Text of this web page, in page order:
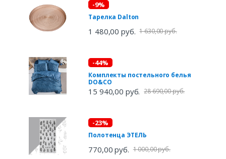
-9%
Тарелка Dalton
1 480,00 руб. 1 630,00 руб.
-44%
Комплекты постельного белья
DO&CO
15 940,00 руб. 28 690,00 руб.
-23%
Полотенца ЭТЕЛЬ
770,00 руб. 1 000,00 руб.